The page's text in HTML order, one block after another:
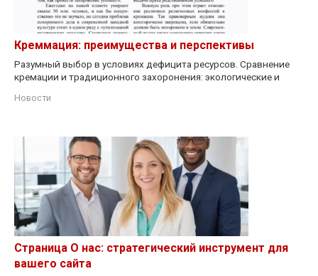
Креммация: преимущества и перспективы
Разумный выбор в условиях дефицита ресурсов. Сравнение
кремации и традиционного захоронения: экологические и
Новости
Страница О нас: стратегический инструмент для
вашего сайта